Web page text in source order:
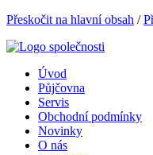
Přeskočit na hlavní obsah /
Úvod
Půjčovna
Servis
Obchodní podmínky
Novinky
O nás